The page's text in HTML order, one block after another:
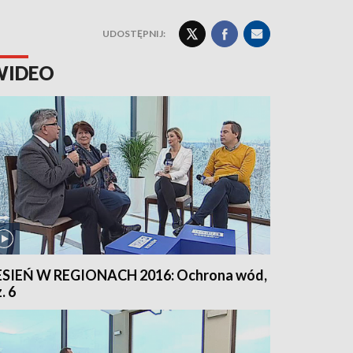
UDOSTĘPNIJ:
W REGIONACH 2016: Ochrona wód,
6